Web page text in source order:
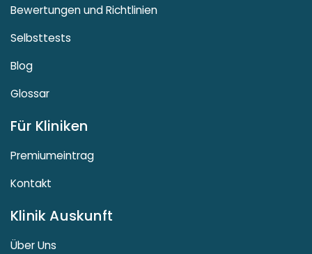
Bewertungen und Richtlinien
Selbsttests
Blog
Glossar
Für Kliniken
Premiumeintrag
Kontakt
Klinik Auskunft
Über Uns